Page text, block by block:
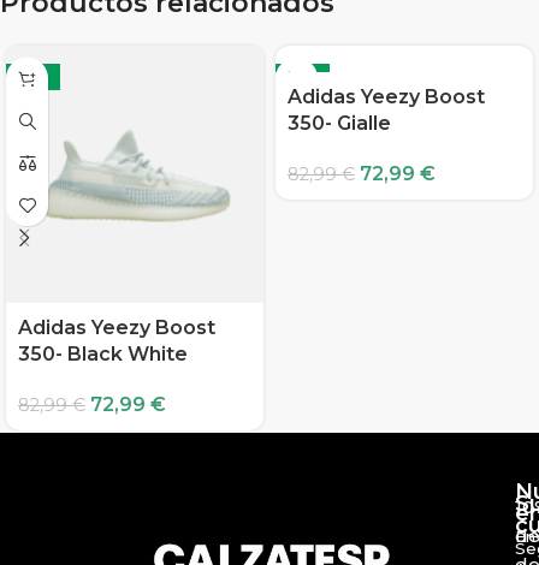
-12%
Adidas Yeezy Boost
350- Black White
82,99€ 72,99 €
-12%
Adidas Yeezy Boost
350- Gialle
82,99€ 72,99 €
de